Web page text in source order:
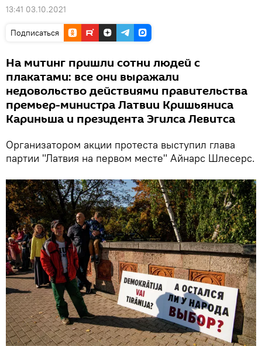
13:41 03.10.2021
Подписаться
На митинг пришли сотни людей с
плакатами: все они выражали
недовольство действиями правительства
премьер-министра Латвии Кришьяниса
Кариньша и президента Эгилса Левитса
Организатором акции протеста выступил глава
партии "Латвия на первом месте" Айнарс Шлесерс.